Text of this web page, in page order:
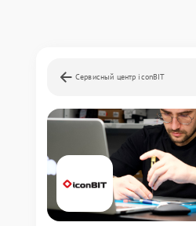
Сервисный центр iconBIT